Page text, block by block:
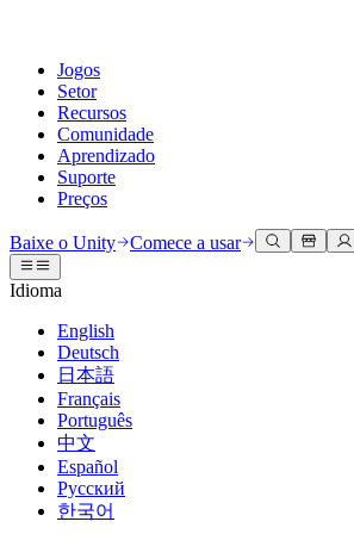
Jogos
Setor
Recursos
Comunidade
Aprendizado
Suporte
Preços
Engine do Unity
Crie jogos 2D e 3D para qualquer plataforma
Colaboração
Colabore e itere rapidamente com sua equipe
Baixe o Unity
Planos e preços
Implante
Multiplataforma
Colaboração 3D
Construa e revise projetos 3D em tempo real
Treinamento imersivo
Treine em ambientes imersivos
Experiências do cliente
Crie experiências interativas em 3D
Setores
Manufatura
Documentação
Ferramentas de desenvolvedor
Versões de lançamento e rastreador de
Roteiro
Revisar recursos futuros
Glossário
Discussões
Eventos
Eventos globais e locais
Histórias da comunidade
Made with Unity
Mostrando criadores do Unity
Unity Learn
Domine habilidades do Unity gratuitamente
Treinamento profissional
Aprimore sua equipe com treinadores do Unity
É iniciante no Unity?
Conceitos básicos
Inicie seu aprendizado
Caminhos Essenciais do Unity
Obter ajuda
Ajudando você a ter sucesso com Unity
Planos de sucesso
Alcance seus objetivos mais rápido com
Perguntas frequentes
Respostas para perguntas comuns
Entre em contato conosco
Conecte-se com nossa equipe
Baixe o Unity Comece a usar
Idioma
English
Deutsch
日本語
Français
Português
中文
Español
Русский
한국어